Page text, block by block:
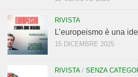
RIVISTA
L’europeismo è una
15 DICEMBRE 2025
RIVISTA/ SENZA